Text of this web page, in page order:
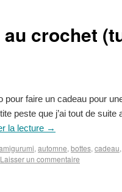
crochet
faire un cadeau pour
peste que j’ai tout de suite
la lecture →
, automne, bottes, cadeau,
Laisser un commentaire